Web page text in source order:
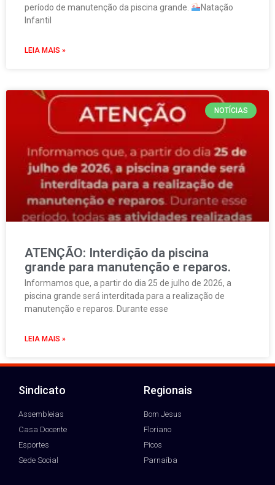
período de manutenção da piscina grande.
Natação
Infantil
LEIA MAIS »
NOTÍCIAS
ATENÇÃO: Interdição da piscina
grande para manutenção e reparos.
Informamos que, a partir do dia 25 de julho de 2026, a
piscina grande será interditada para a realização de
manutenção e reparos. Durante esse
LEIA MAIS »
Sindicato
Assembleias
Casa Docente
Esportes
Sede Social
Regionais
Bom Jesus
Floriano
Picos
Parnaíba